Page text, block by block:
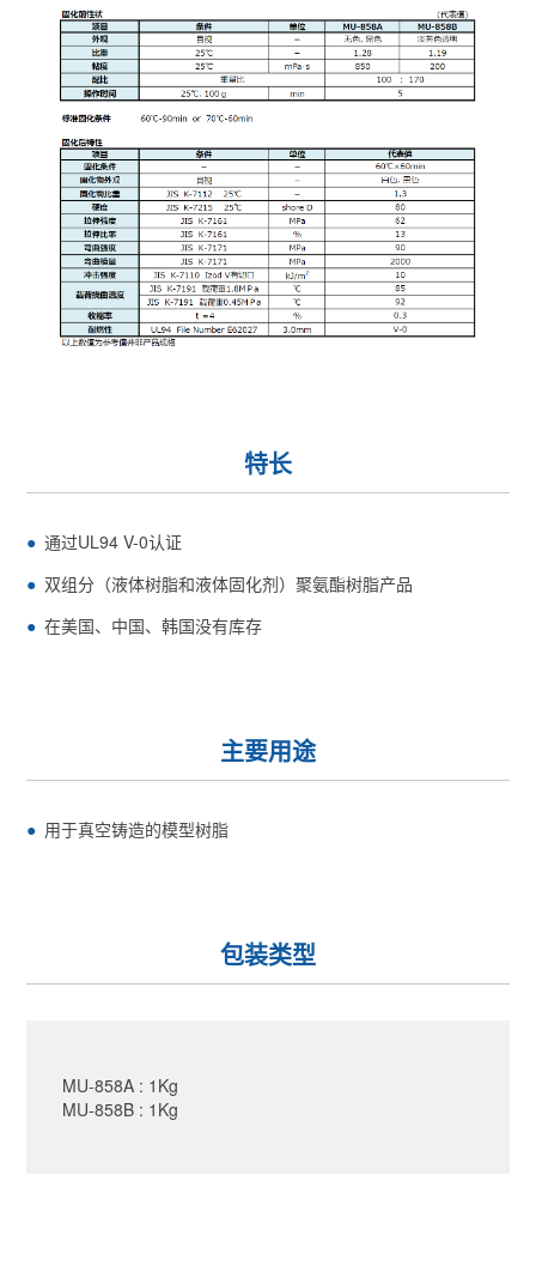
特长
通过UL94 V-0认证
双组分（液体树脂和液体固化剂）聚氨酯树脂产品
在美国、中国、韩国没有库存
主要用途
用于真空铸造的模型树脂
包装类型
MU-858A : 1Kg
MU-858B : 1Kg